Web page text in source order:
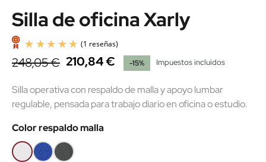
Silla de oficina Xarly
(1 reseñas)
248,05 € 210,84 € -15% Impuestos incluidos
Silla operativa con respaldo de malla y apoyo lumbar
regulable, pensada para trabajo diario en oficina o estudio.
Color respaldo malla
BlancaAzul Negra